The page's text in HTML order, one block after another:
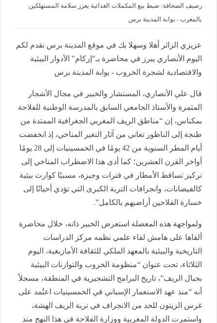
رصيف الصحافة: ضبط بيع المكملات الغذائية يعزز سلامة المستهلكين
بالمغرب - بوابة المدينة برس
عزيزي الزائر أهلا وسهلا بك في موقع المدينة برس نقدم لكم
اليوم الأنصاري يبرز في محاضرة بـ"إركام" الأدوار البيئية
والاقتصادية لشجرة الخروب - بوابة المدينة برس
قال علي الأنصاري، المستشار والخبير في مجال الأشجار
المثمرة والأستاذ الجامعي السابق بالمدرسة الوطنية للفلاحة
بمكناس، إن “مناطق الريف المغربي الجغرافية الممتدة من
طنجة إلى الناظور تعاني من آثار التغير المناخي، إذ انخفضت
أيام المطر السنوية من 42 يومًا في الخمسينيات إلى 28 يومًا
أواخر القرن العشرين؛ كما أدى هذا الاضطراب المناخي إلى
تركيز تساقط الأمطار في فترات وجيزة، مسببًا كوارث بيئية
كالفيضانات، وانجرافات التربة الكبرى التي تؤدي أحيانًا إلى
خسارة الفلاحين أراضيهم بالكامل”.
ولمواجهة هذه المعضلة استعرض الخبير ذاته، خلال محاضرة
ألقاها على هامش لقاء علمي نظمه مركز الدراسات
التاريخية والبيئية بالمعهد الملكي للثقافة الأمازيغية، اليوم
الثلاثاء، تحت عنوان “منظومة الخروب والتوازنات البيئية
بجبال الريف”، تاريخ البرامج التشجيرية في المنطقة، مسجلاً
أنه “منذ عهد الاستعمار الإسباني في الخمسينيات اعتُمد على
غرس الزيتون للحد من الانجراف في تربة الريف الهشة،
واستمرت الدولة المغربية ووزارة الفلاحة في هذا النهج منذ